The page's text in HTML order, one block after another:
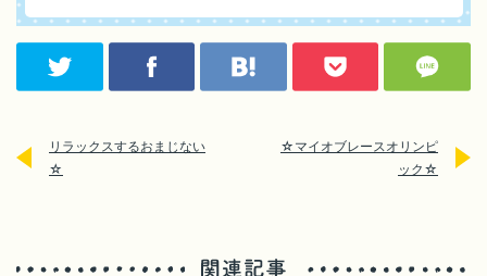
リラックスするおまじない
☆
☆マイオブレースオリンピ
ック☆